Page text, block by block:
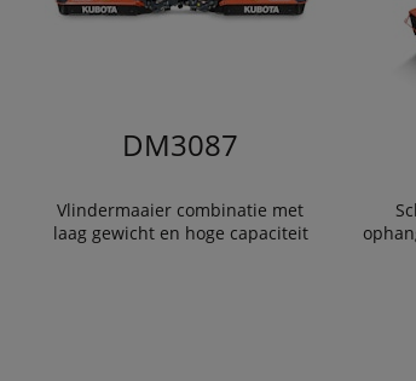
DM3087
Vlindermaaier combinatie met
laag gewicht en hoge capaciteit